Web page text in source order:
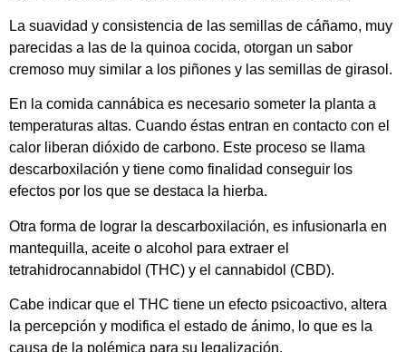
La suavidad y consistencia de las semillas de cáñamo, muy
parecidas a las de la quinoa cocida, otorgan un sabor
cremoso muy similar a los piñones y las semillas de girasol.
En la comida cannábica es necesario someter la planta a
temperaturas altas. Cuando éstas entran en contacto con el
calor liberan dióxido de carbono. Este proceso se llama
descarboxilación y tiene como finalidad conseguir los
efectos por los que se destaca la hierba.
Otra forma de lograr la descarboxilación, es infusionarla en
mantequilla, aceite o alcohol para extraer el
tetrahidrocannabidol (THC) y el cannabidol (CBD).
Cabe indicar que el THC tiene un efecto psicoactivo, altera
la percepción y modifica el estado de ánimo, lo que es la
causa de la polémica para su legalización.